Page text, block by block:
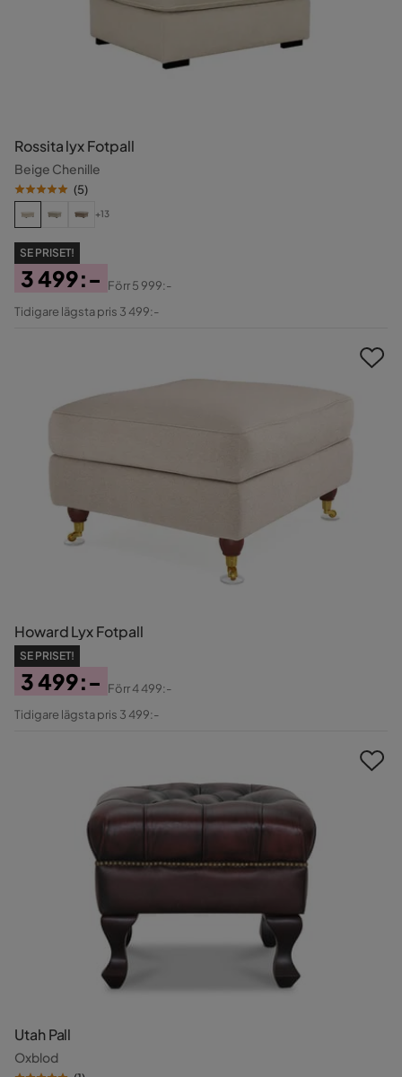
Rossita lyx Fotpall
Beige Chenille
(5)
+13
SE PRISET!
Pris
3 499:-
Original
Förr5 999:-
Tidigare lägsta pris 3 499:-
Howard Lyx Fotpall
SE PRISET!
Pris
3 499:-
Original
Förr4 499:-
Tidigare lägsta pris 3 499:-
Utah Pall
Oxblod